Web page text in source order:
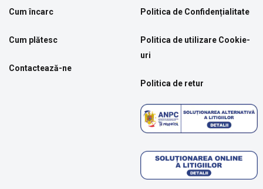
Cum încarc
Cum plătesc
Contactează-ne
Politica de Confidențialitate
Politica de utilizare Cookie-
uri
Politica de retur